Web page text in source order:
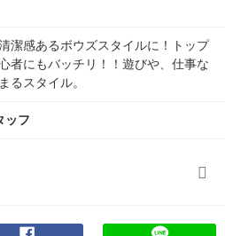
潔感あるボウズスタイルに！トップ
者にもバッチリ！！遊びや、仕事な
るスタイル。
ッフ